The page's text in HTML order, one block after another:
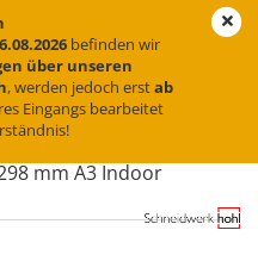
befinden wir
über unseren
, werden jedoch erstab
Eingangs bearbeitet
Letzter »
mm A3 In­door